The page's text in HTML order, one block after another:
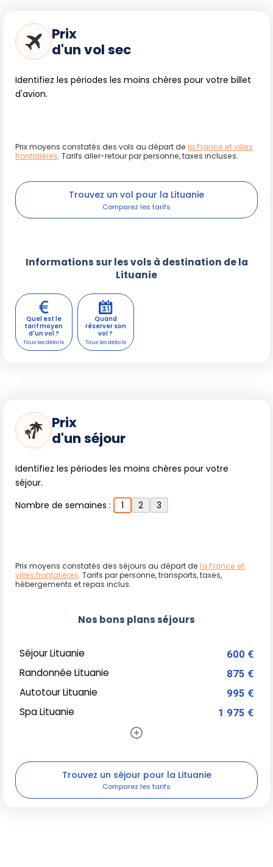
Prix
d'un vol sec
Identifiez les périodes les moins chères pour votre billet
d'avion.
Prix moyens constatés des vols au départ de la France et villes
frontalières. Tarifs aller-retour par personne, taxes incluses.
Trouvez un vol pour la Lituanie
Informations sur les vols à destination de la
Lituanie
Quel est le
tarif moyen
d'un vol ?
Quand
réserver son
vol ?
Prix
d'un séjour
Identifiez les périodes les moins chères pour votre
séjour.
Nombre de semaines :
1 2 3
Prix moyens constatés des séjours au départ de la France et
villes frontalières. Tarifs par personne, transports, taxes,
hébergements et repas inclus.
Nos bons plans séjours
Séjour Lituanie 600 €
Randonnée Lituanie 875 €
Autotour Lituanie 995 €
Spa Lituanie 1 975 €
Trouvez un séjour pour la Lituanie